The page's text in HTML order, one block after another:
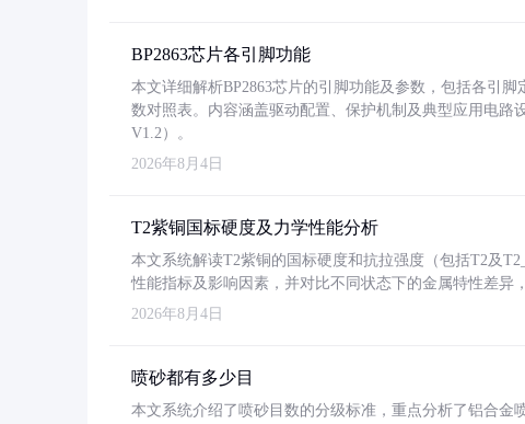
BP2863芯片各引脚功能
本文详细解析BP2863芯片的引脚功能及参数，包括各引
数对照表。内容涵盖驱动配置、保护机制及典型应用电
V1.2）。
2026年8月4日
T2紫铜国标硬度及力学性能分析
本文系统解读T2紫铜的国标硬度和抗拉强度（包括T2及
性能指标及影响因素，并对比不同状态下的金属特性差异
2026年8月4日
喷砂都有多少目
本文系统介绍了喷砂目数的分级标准，重点分析了铝合金